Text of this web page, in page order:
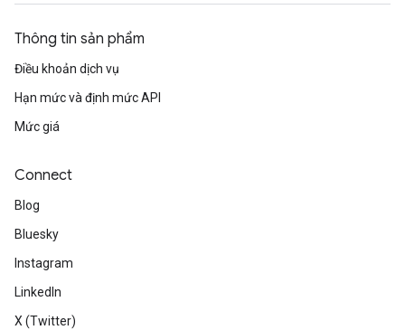
Thông tin sản phẩm
Điều khoản dịch vụ
Hạn mức và định mức API
Mức giá
Connect
Blog
Bluesky
Instagram
LinkedIn
X (Twitter)